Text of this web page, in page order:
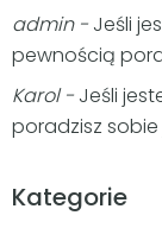
admin- Jeśli
pewnością
Karol- Jeśli
poradzisz
Kategorie